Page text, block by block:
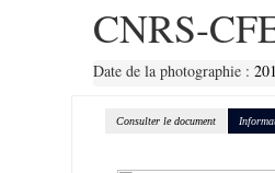
CNRS-
Date de la photographie :
Consulter le document